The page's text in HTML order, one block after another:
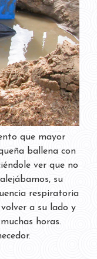
que mayor
ballena con
ver que no
su
respiratoria
a su lado y
horas.